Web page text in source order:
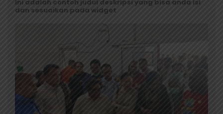
Ini adalah contoh judul deskripsi yang bisa anda isi
dan sesuaikan pada widget